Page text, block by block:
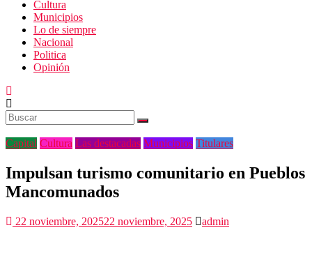
Cultura
Municipios
Lo de siempre
Nacional
Politica
Opinión
Capital Cultura Las destacadas Municipios Titulares
Impulsan turismo comunitario en Pueblos
Mancomunados
22 noviembre, 202522 noviembre, 2025 admin